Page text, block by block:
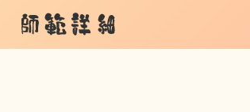
師範詳細